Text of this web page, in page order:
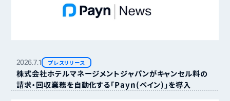
2026.7.1 プレスリリース
株式会社ホテルマネージメントジャパンがキャンセル料の
請求・回収業務を自動化する「Payn（ペイン）」を導入